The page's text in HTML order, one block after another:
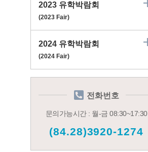
2023 유학박람회
(2023 Fair)
2024 유학박람회
(2024 Fair)
전화번호
문의가능시간 : 월-금 08:30~17:30
(84.28)3920-1274